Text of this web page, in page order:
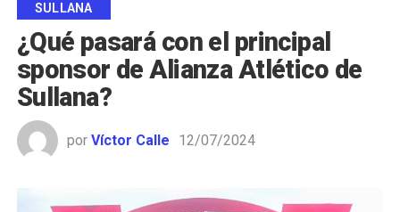
SULLANA
¿Qué pasará con el principal
sponsor de Alianza Atlético de
Sullana?
por Víctor Calle 12/07/2024